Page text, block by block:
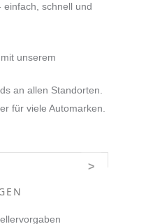
einfach, schnell und
unserem
an allen Standorten.
für viele Automarken.
>